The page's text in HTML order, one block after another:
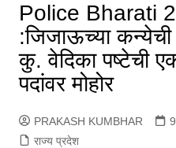
Police Bharati
:जिजाऊच्या कन्येची
कु. वेदिका पष्टेची
पदांवर मोहोर
PRAKASH KUMBHAR
राज्य प्रदेश